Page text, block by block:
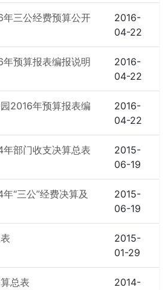
三公经费预算公开
2016-
04-22
预算报表编报说明
2016-
04-22
2016年预算报表编
2016-
04-22
部门收支决算总表
2015-
06-19
“三公”经费决算及
2015-
06-19
2015-
01-29
总表
2014-